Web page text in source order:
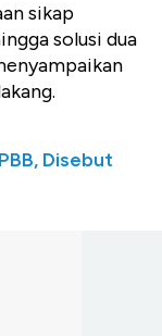
sikap
solusi dua
Disebut